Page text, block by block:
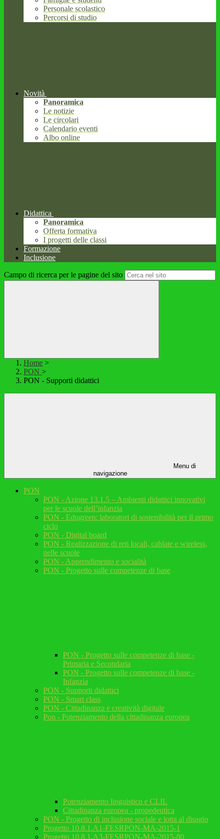
Personale scolastico
Percorsi di studio
Novità
Panoramica
Le notizie
Le circolari
Calendario eventi
Albo online
Didattica
Panoramica
Offerta formativa
I progetti delle classi
Formazione
Inclusione
Campo di ricerca per le pagine del sito
Home >
PON >
PON - Supporti didattici
Menu di
navigazione
PON
PON - Azione 13.1.5 – Ambienti didattici innovativi
per le scuole dell’infanzia
PON - Edugreen: laboratori di sostenibilità per il primo
ciclo
PON - Digital board
PON - Realizzazione di reti locali, cablate e wireless,
nelle scuole
PON - Apprendimento e socialità
PON - Progetto sulle competenze di base
PON - Progetto sulle competenze di base -
Primaria e Secondaria
PON - Progetto sulle competenze di base -
Infanzia
PON - Supporti didattici
PON - Smart class
PON - Cittadinanza e creatività digitale
Pon - Potenziamento della cittadinanza europea
Potenziamento linguistico e CLIL
Cittadinanza europea - propedeutica
PON - Progetto di inclusione sociale e lotta al disagio
Progetto 10.8.1.A1-FESRPON-MA-2015-1
Progetto 10.8.1.A3-FESRPON-MA-2015-80